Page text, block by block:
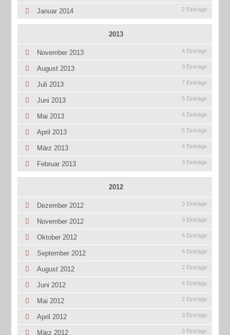
Januar 2014 2 Einträge
2013
November 2013 4 Einträge
August 2013 3 Einträge
Juli 2013 7 Einträge
Juni 2013 5 Einträge
Mai 2013 4 Einträge
April 2013 5 Einträge
März 2013 4 Einträge
Februar 2013 3 Einträge
2012
Dezember 2012 3 Einträge
November 2012 3 Einträge
Oktober 2012 4 Einträge
September 2012 4 Einträge
August 2012 2 Einträge
Juni 2012 4 Einträge
Mai 2012 2 Einträge
April 2012 3 Einträge
März 2012 3 Einträge